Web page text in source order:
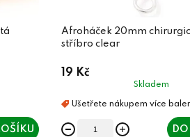
Afroháček 20mm
stříbro clear
19 Kč
Skladem